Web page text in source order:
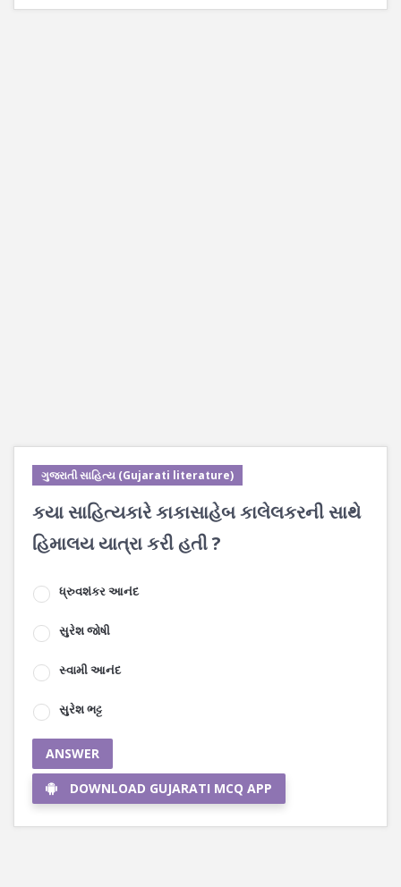
ગુજરાતી સાહિત્ય (Gujarati literature)
કયા સાહિત્યકારે કાકાસાહેબ કાલેલકરની સાથે
હિમાલય યાત્રા કરી હતી ?
ધ્રુવશંકર આનંદ
સુરેશ જોષી
સ્વામી આનંદ
સુરેશ ભટ્ટ
ANSWER
DOWNLOAD GUJARATI MCQ APP